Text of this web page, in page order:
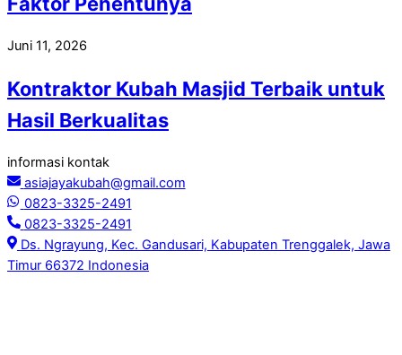
Juni 11, 2026
Kontraktor Kubah Masjid Terbaik untuk
Hasil Berkualitas
informasi kontak
asiajayakubah@gmail.com
0823-3325-2491
0823-3325-2491
Ds. Ngrayung, Kec. Gandusari, Kabupaten Trenggalek, Jawa
Timur 66372 Indonesia